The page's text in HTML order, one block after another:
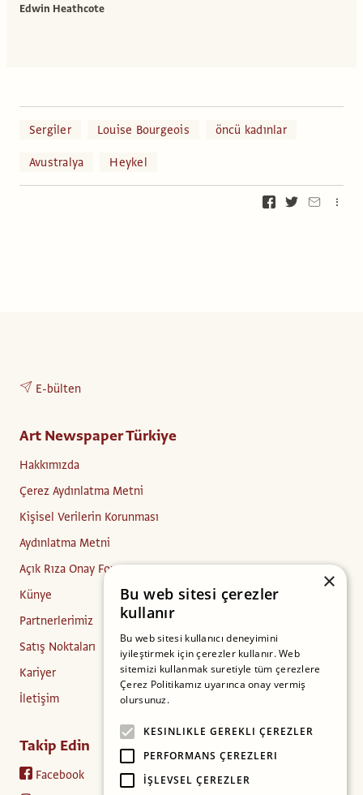
Edwin Heathcote
Sergiler Louise Bourgeois
öncü kadınlar
Avustralya
Heykel
E-bülten
Art Newspaper Türkiye
Hakkımızda
Çerez Aydınlatma Metni
Kişisel Verilerin Korunması
Aydınlatma Metni
Açık Rıza Onay Formu
Künye
Partnerlerimiz
Satış Noktaları
Kariyer
İletişim
Takip Edin
Facebook
×
Bu web sitesi çerezler
kullanır
Bu web sitesi kullanıcı deneyimini
iyileştirmek için çerezler kullanır. Web
sitemizi kullanmak suretiyle tüm çerezlere
Çerez Politikamız uyarınca onay vermiş
olursunuz.
KESINLIKLE GEREKLI ÇEREZLER
PERFORMANS ÇEREZLERI
İŞLEVSEL ÇEREZLER